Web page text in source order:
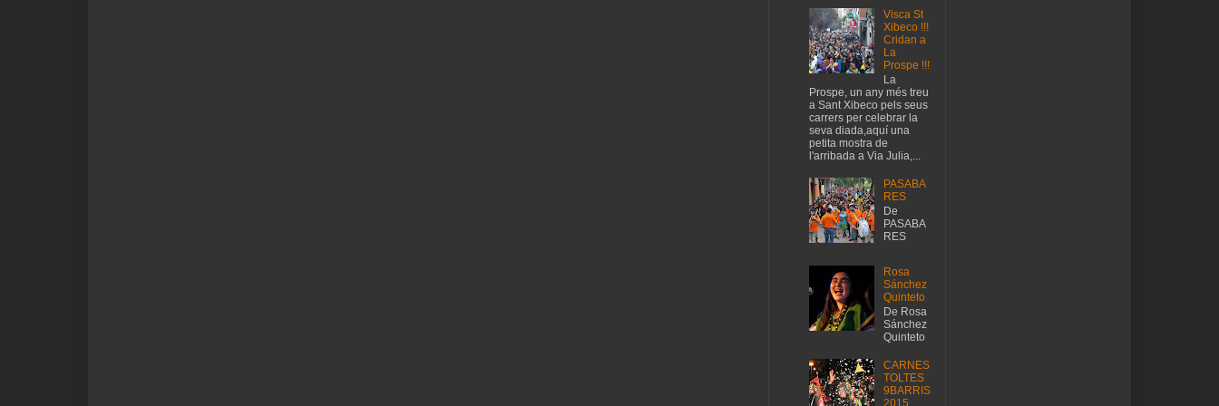
Visca St
Xibeco !!!
Cridan a
La
Prospe !!!
La
Prospe, un any més treu
a Sant Xibeco pels seus
carrers per celebrar la
seva diada,aquí una
petita mostra de
l'arribada a Via Julia,...
PASABA
RES
De
PASABA
RES
Rosa
Sánchez
Quinteto
De Rosa
Sánchez
Quinteto
CARNES
TOLTES
9BARRIS
2015